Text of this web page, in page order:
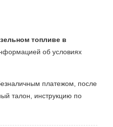
топливе в
об условиях
платежом, после
талон, инструкцию по